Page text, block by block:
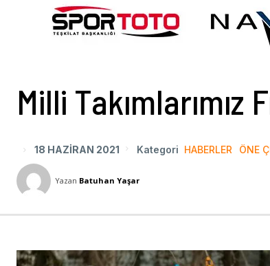
Milli
18 HAZIRAN 2021 Kategori HABERLER ÖNE
Yazan Batuhan Yaşar